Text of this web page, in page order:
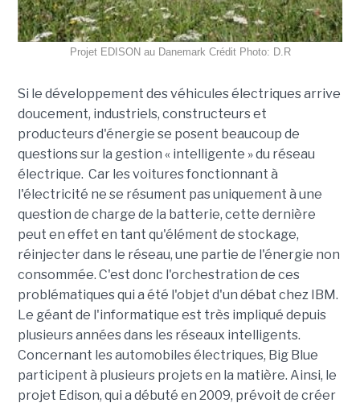
Projet EDISON au Danemark Crédit Photo: D.R
Si le développement des véhicules électriques arrive
doucement, industriels, constructeurs et
producteurs d'énergie se posent beaucoup de
questions sur la gestion « intelligente » du réseau
électrique. Car les voitures fonctionnant à
l'électricité ne se résument pas uniquement à une
question de charge de la batterie, cette dernière
peut en effet en tant qu'élément de stockage,
réinjecter dans le réseau, une partie de l'énergie non
consommée. C'est donc l'orchestration de ces
problématiques qui a été l'objet d'un débat chez IBM.
Le géant de l'informatique est très impliqué depuis
plusieurs années dans les réseaux intelligents.
Concernant les automobiles électriques, Big Blue
participent à plusieurs projets en la matière. Ainsi, le
projet Edison, qui a débuté en 2009, prévoit de créer